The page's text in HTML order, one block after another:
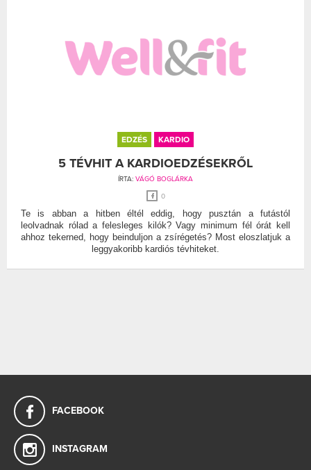
EDZÉS KARDIO
5 TÉVHIT A KARDIOEDZÉSEKRŐL
ÍRTA: VÁGÓ BOGLÁRKA
0
Te is abban a hitben éltél eddig, hogy pusztán a futástól
leolvadnak rólad a felesleges kilók? Vagy minimum fél órát kell
ahhoz tekerned, hogy beinduljon a zsírégetés? Most eloszlatjuk a
leggyakoribb kardiós tévhiteket.
FACEBOOK
INSTAGRAM